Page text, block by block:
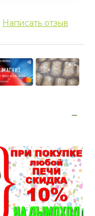
Написать отзыв